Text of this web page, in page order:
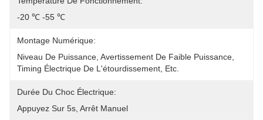
-20 ℃ -55 ℃
Montage Numérique:
Niveau De Puissance, Avertissement De Faible Puissance,
Timing Électrique De L'étourdissement, Etc.
Durée Du Choc Électrique:
Appuyez Sur 5s, Arrêt Manuel